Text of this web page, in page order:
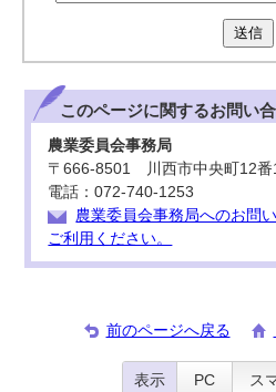
送信
このページに関するお問い
農業委員会事務局
〒666-8501 川西市中央町12
電話：072-740-1253
農業委員会事務局へのお問
ご利用ください。
前のページへ戻る
表示 PC ス